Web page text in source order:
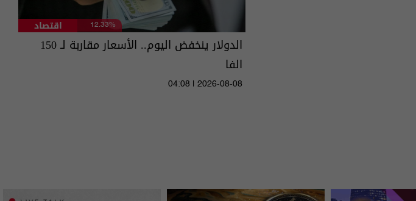
اقتصاد 12.33%
الدولار ينخفض اليوم.. الأسعار مقاربة لـ 150
الفا
04:08 | 2026-08-08